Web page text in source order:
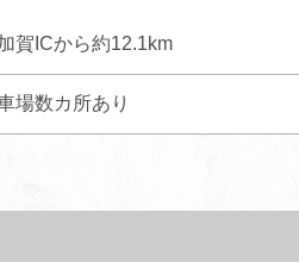
賀ICから約12.1km
場数カ所あり